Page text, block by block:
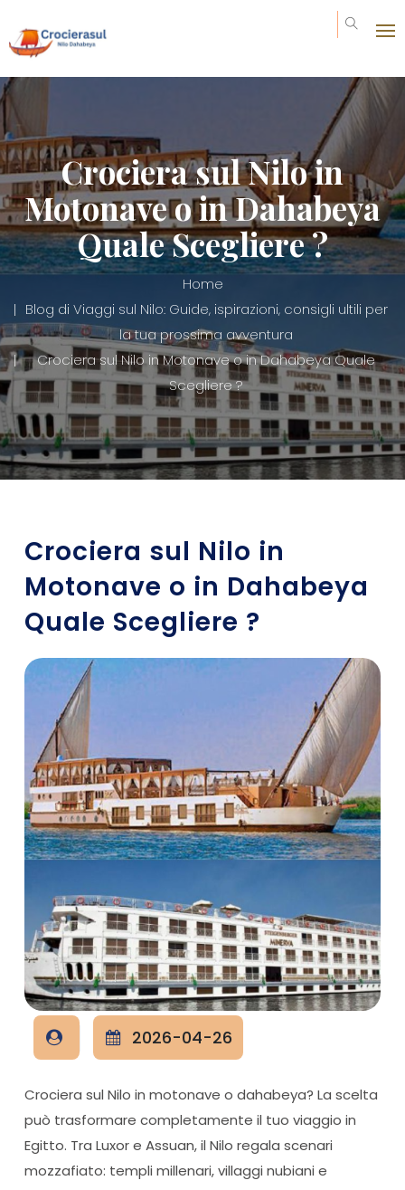
Crociera sul Nilo in
Motonave o in Dahabeya
Quale Scegliere ?
Home
Blog di Viaggi sul Nilo: Guide, ispirazioni, consigli ultili per
la tua prossima avventura
Crociera sul Nilo in Motonave o in Dahabeya Quale
Scegliere ?
Crociera sul Nilo in
Motonave o in Dahabeya
Quale Scegliere ?
2026-04-26
Crociera sul Nilo in motonave o dahabeya? La scelta
può trasformare completamente il tuo viaggio in
Egitto. Tra Luxor e Assuan, il Nilo regala scenari
mozzafiato: templi millenari, villaggi nubiani e